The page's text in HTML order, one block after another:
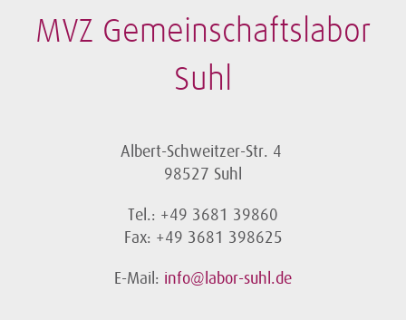
MVZ Gemeinschaftslabor
Suhl
Albert-Schweitzer-Str. 4
98527 Suhl
Tel.: +49 3681 39860
Fax: +49 3681 398625
E-Mail: info@labor-suhl.de